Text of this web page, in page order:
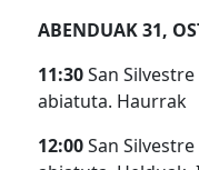
ABENDUAK 31,
11:30San
abiatuta. Haurrak
12:00San